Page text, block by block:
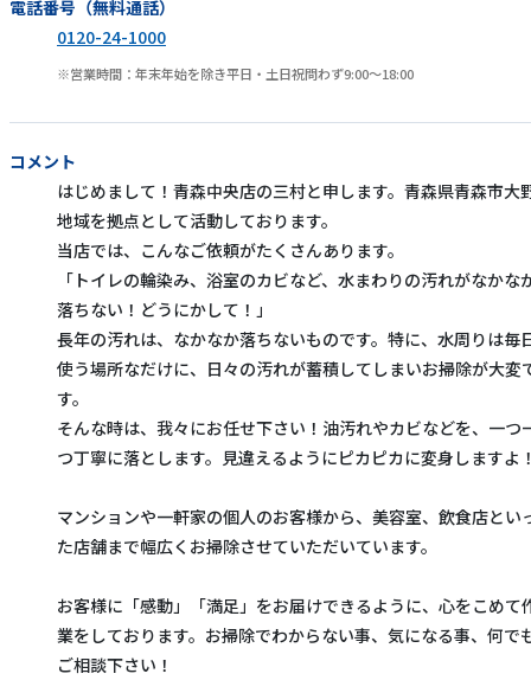
電話番号（無料通話）
0120-24-1000
営業時間：年末年始を除き平日・土日祝問わず9:00～18:00
コメント
はじめまして！青森中央店の三村と申します。青森県青森市大
地域を拠点として活動しております。
当店では、こんなご依頼がたくさんあります。
「トイレの輪染み、浴室のカビなど、水まわりの汚れがなかな
落ちない！どうにかして！」
長年の汚れは、なかなか落ちないものです。特に、水周りは毎
使う場所なだけに、日々の汚れが蓄積してしまいお掃除が大変
す。
そんな時は、我々にお任せ下さい！油汚れやカビなどを、一つ
つ丁寧に落とします。見違えるようにピカピカに変身しますよ
マンションや一軒家の個人のお客様から、美容室、飲食店とい
た店舗まで幅広くお掃除させていただいています。
お客様に「感動」「満足」をお届けできるように、心をこめて
業をしております。お掃除でわからない事、気になる事、何で
ご相談下さい！